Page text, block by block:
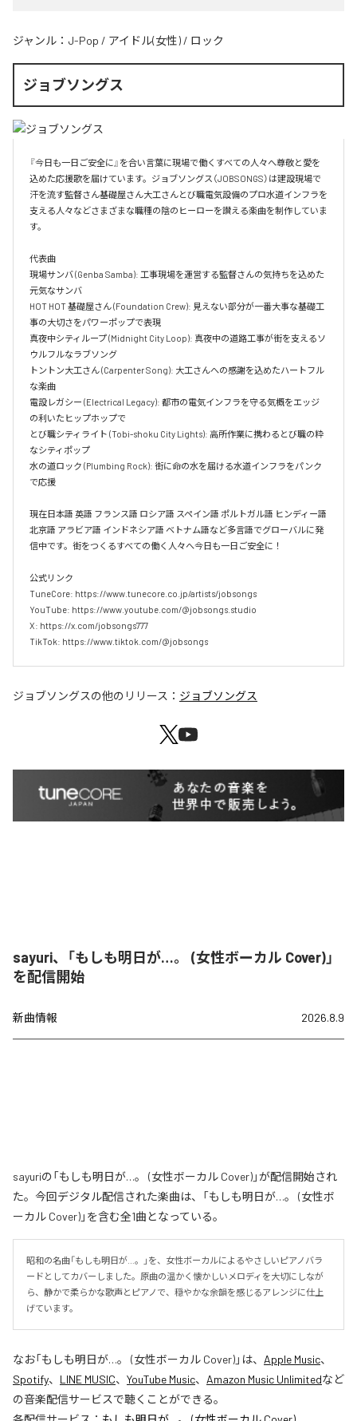
ジャンル： J-Pop / アイドル(女性) / ロック
ジョブソングス
『今日も一日ご安全に』を合い言葉に現場で働くすべての人々へ尊敬と愛を
込めた応援歌を届けています。ジョブソングス（JOBSONGS）は建設現場で
汗を流す監督さん基礎屋さん大工さんとび職電気設備のプロ水道インフラを
支える人々などさまざまな職種の陰のヒーローを讃える楽曲を制作していま
す。
代表曲
現場サンバ (Genba Samba): 工事現場を運営する監督さんの気持ちを込めた
元気なサンバ
HOT HOT 基礎屋さん (Foundation Crew): 見えない部分が一番大事な基礎工
事の大切さをパワーポップで表現
真夜中シティループ (Midnight City Loop): 真夜中の道路工事が街を支えるソ
ウルフルなラブソング
トントン大工さん (Carpenter Song): 大工さんへの感謝を込めたハートフル
な楽曲
電設レガシー (Electrical Legacy): 都市の電気インフラを守る気概をエッジ
の利いたヒップホップで
とび職シティライト (Tobi-shoku City Lights): 高所作業に携わるとび職の粋
なシティポップ
水の道ロック (Plumbing Rock): 街に命の水を届ける水道インフラをパンク
で応援
現在日本語 英語 フランス語 ロシア語 スペイン語 ポルトガル語 ヒンディー語
北京語 アラビア語 インドネシア語 ベトナム語など多言語でグローバルに発
信中です。街をつくるすべての働く人々へ今日も一日ご安全に！
公式リンク
TuneCore: https://www.tunecore.co.jp/artists/jobsongs
YouTube: https://www.youtube.com/@jobsongs.studio
X: https://x.com/jobsongs777
TikTok: https://www.tiktok.com/@jobsongs
ジョブソングスの他のリリース： ジョブソングス
sayuri、「もしも明日が…。 (女性ボーカル Cover)」
を配信開始
新曲情報 2026.8.9
sayuriの「もしも明日が…。 (女性ボーカル Cover)」が配信開始され
た。今回デジタル配信された楽曲は、「もしも明日が…。 (女性ボ
ーカル Cover)」を含む全1曲となっている。
昭和の名曲「もしも明日が…。」を、女性ボーカルによるやさしいピアノバラ
ードとしてカバーしました。原曲の温かく懐かしいメロディを大切にしなが
ら、静かで柔らかな歌声とピアノで、穏やかな余韻を感じるアレンジに仕上
げています。
なお「もしも明日が…。 (女性ボーカル Cover)」は、 Apple Music、
Spotify、 LINE MUSIC、 YouTube Music、 Amazon Music Unlimitedなど
の音楽配信サービスで聴くことができる。